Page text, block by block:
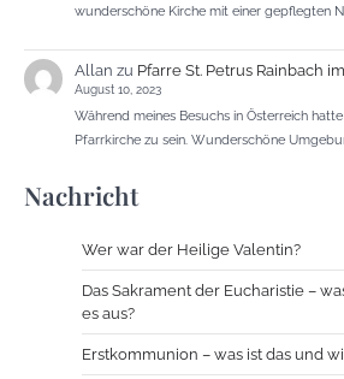
wunderschöne Kirche mit einer gepflegten
Allan zu Pfarre St. Petrus Rainbach
August 10, 2023
Während meines Besuchs in Österreich
Pfarrkirche zu sein. Wunderschöne
Nachricht
Wer war der Heilige Valentin?
Das Sakrament der Eucharistie –
es aus?
Erstkommunion – was ist das und